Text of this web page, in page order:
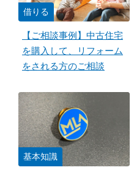
借りる
【ご相談事例】中古住宅
を購入して、リフォーム
をされる方のご相談
基本知識